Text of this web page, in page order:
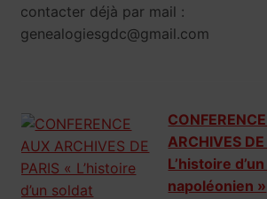
contacter déjà par mail :
genealogiesgdc@gmail.com
ARCHIVES DE
L’histoire
napoléonien »